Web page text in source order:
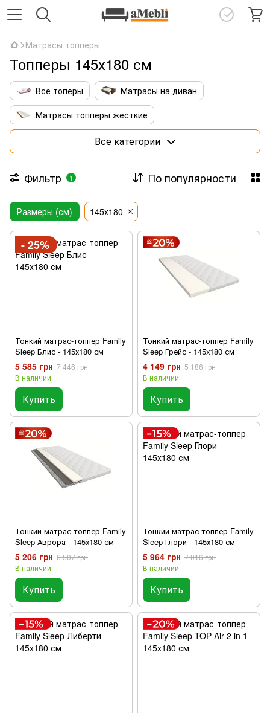
Матрасы топперы
Топперы 145х180 см
Все топеры
Матрасы на диван
Матрасы топперы жёсткие
Матрасы топперы с кокосовой койрой
Матрасы топперы 140х190
Матрасы топперы 160х190
Матрасы топперы 160х200
Матрасы топперы 180х200
Все категории
Фильтр 1 По популярности
Размеры (см) 145х180
- 25%
Тонкий матрас-топпер Family
Sleep Блис - 145х180 см
5 585 грн 7 446 грн
В наличии
Купить
Тонкий матрас-топпер Family
Sleep Грейс - 145х180 см
4 149 грн 5 186 грн
В наличии
Купить
Тонкий матрас-топпер Family
Sleep Аврора - 145х180 см
5 206 грн 6 507 грн
В наличии
Купить
Тонкий матрас-топпер Family
Sleep Глори - 145х180 см
5 964 грн 7 016 грн
В наличии
Купить